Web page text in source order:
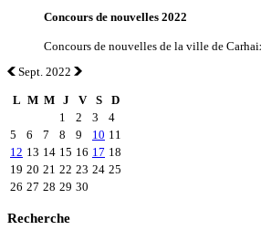
Concours de nouvelles 2022
Concours de nouvelles de la ville de
Sept. 2022
L M M J V S
D
1
2 3
4
5
6 7 8 9 10 11
12 13 14 15 16 17 18
19 20 21 22 23 24 25
26 27 28 29 30
Recherche